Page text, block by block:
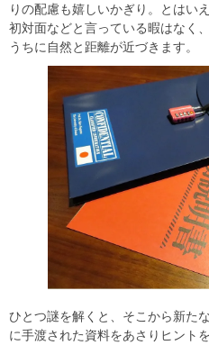
りの配慮も嬉しいかぎり。とはい
初対面などと言っている暇はなく
うちに自然と距離が近づきます。
ひとつ謎を解くと、そこから新た
に手渡された資料をあさりヒント